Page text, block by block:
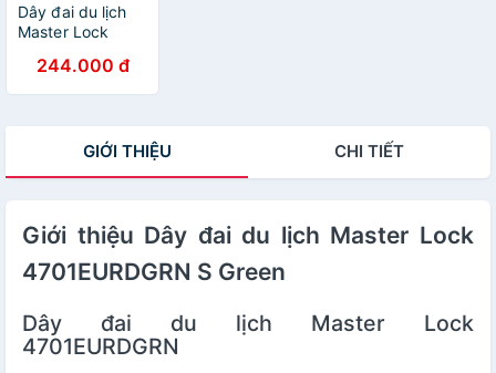
Dây đai du lịch
Master Lock
244.000 đ
GIỚI THIỆU CHI TIẾT
Giới thiệu Dây đai du lịch Master Lock
4701EURDGRN S Green
Dây đai du lịch Master Lock
4701EURDGRN